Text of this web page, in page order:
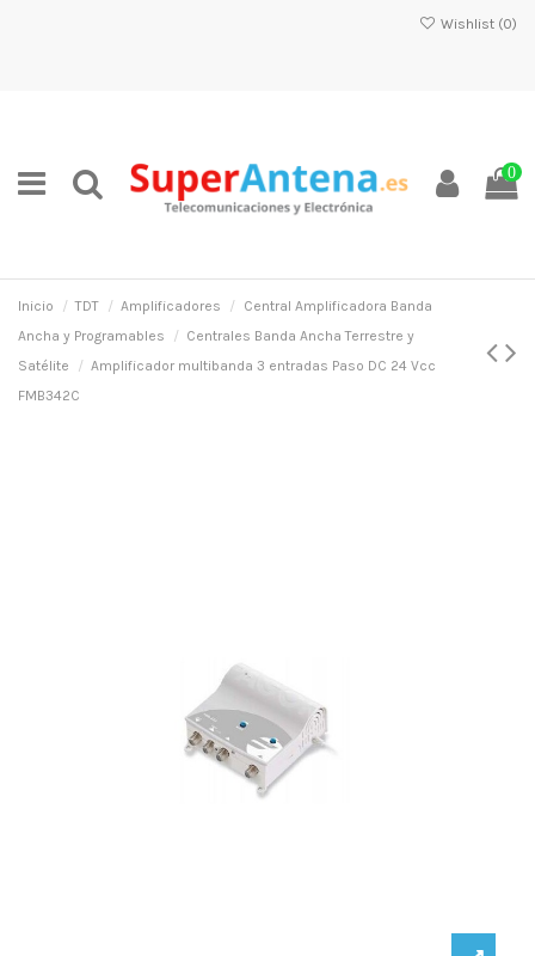
Wishlist (0)
0
Inicio TDT Amplificadores
Central Amplificadora Banda
Ancha y Programables
Centrales Banda Ancha Terrestre y
Satélite
Amplificador multibanda 3 entradas Paso DC 24 Vcc
FMB342C